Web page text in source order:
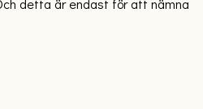
detta är endast för att nämna